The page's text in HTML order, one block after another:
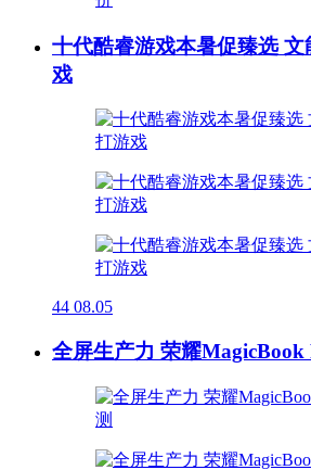
十代酷睿游戏本暑促臻选
戏
44 08.05
全屏生产力 荣耀MagicBook